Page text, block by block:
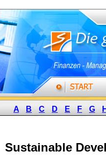
A B C D E F G
Sustainable